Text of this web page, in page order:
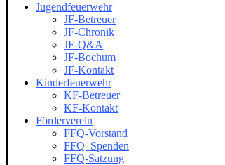
Jugendfeuerwehr
JF-Betreuer
JF-Chronik
JF-Q&A
JF-Bochum
JF-Kontakt
Kinderfeuerwehr
KF-Betreuer
KF-Kontakt
Förderverein
FFQ-Vorstand
FFQ–Spenden
FFQ-Satzung